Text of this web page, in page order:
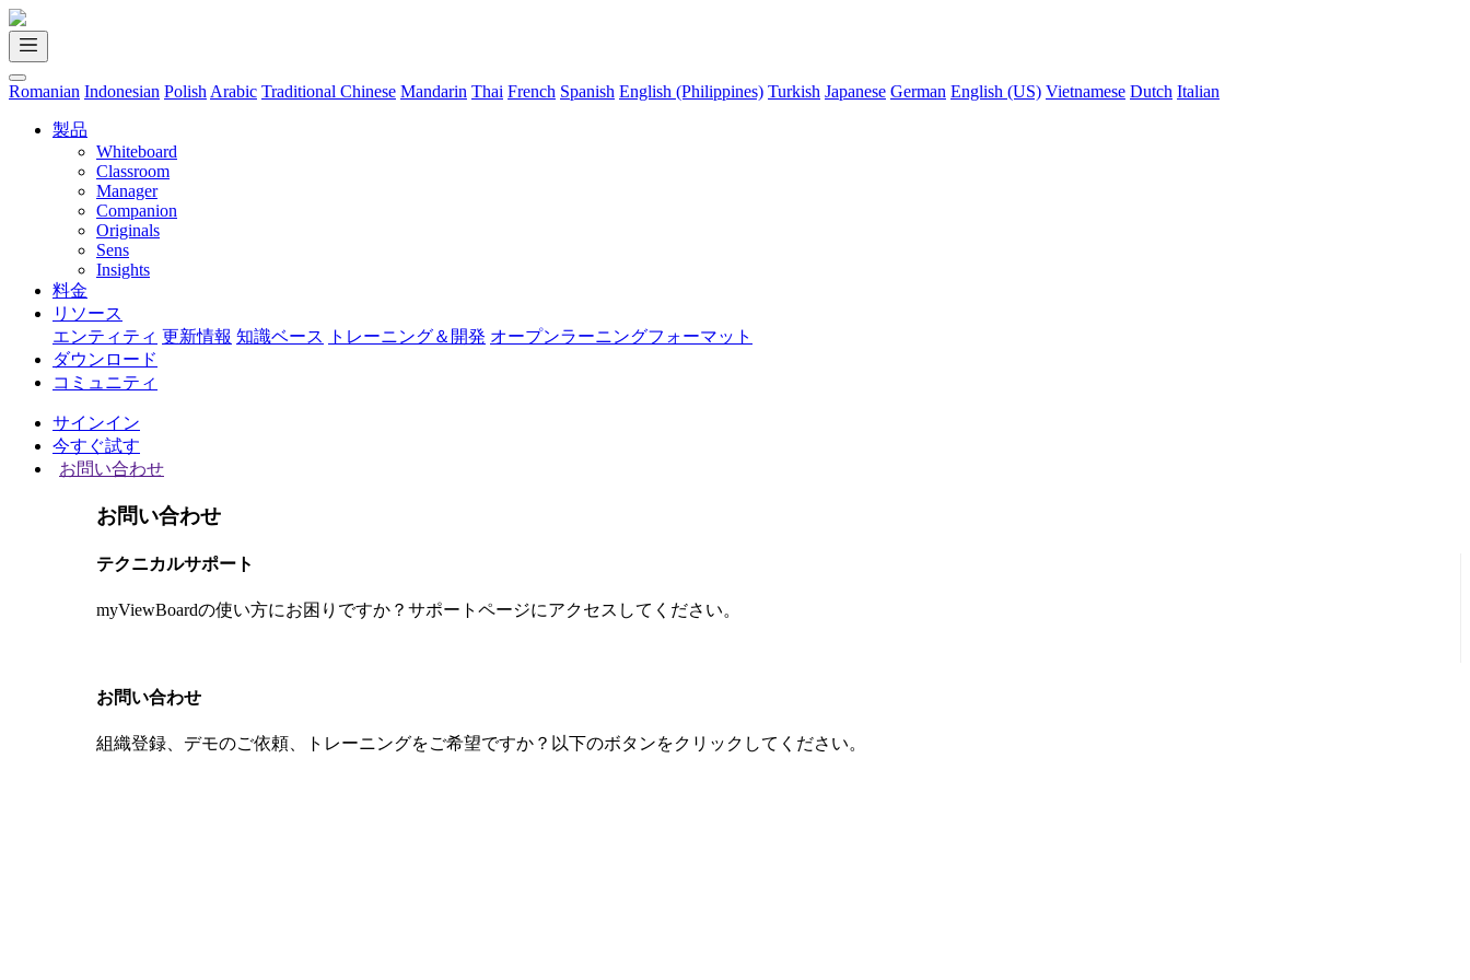
Romanian Indonesian Polish Arabic Traditional Chinese Mandarin Thai French Spanish English (Philippines) Turkish Japanese German English (US) Vietnamese Dutch Italian
製品
Whiteboard
Classroom
Manager
Companion
Originals
Sens
Insights
料金
リソース
エンティティ 更新情報 知識ベース トレーニング＆開発 オープンラーニングフォーマット
ダウンロード
コミュニティ
サインイン
今すぐ試す
お問い合わせ
お問い合わせ
テクニカルサポート
myViewBoardの使い方にお困りですか？サポートページにアクセスしてください。
お問い合わせ
組織登録、デモのご依頼、トレーニングをご希望ですか？以下のボタンをクリックしてください。